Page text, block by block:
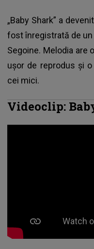
„Baby Shark” a
fost înregistrată de un
Segoine. Melodia are
ușor de reprodus și
cei mici.
Videoclip: